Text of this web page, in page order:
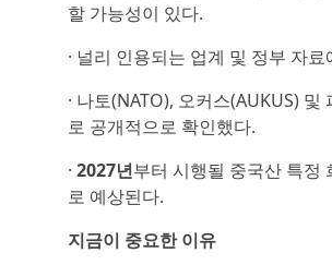
할 가능성이 있다.
· 널리 인용되는 업계 및 정부 자
· 나토(NATO), 오커스(AUKUS)
로 공개적으로 확인했다.
· 2027년부터 시행될 중국산 특정
로 예상된다.
지금이 중요한 이유